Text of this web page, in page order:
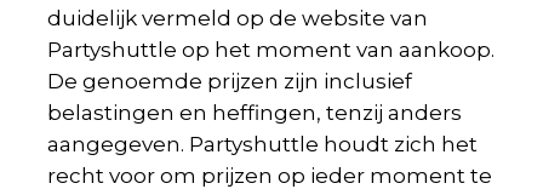
duidelijk vermeld op de website van
Partyshuttle op het moment van aankoop.
De genoemde prijzen zijn inclusief
belastingen en heffingen, tenzij anders
aangegeven. Partyshuttle houdt zich het
recht voor om prijzen op ieder moment te